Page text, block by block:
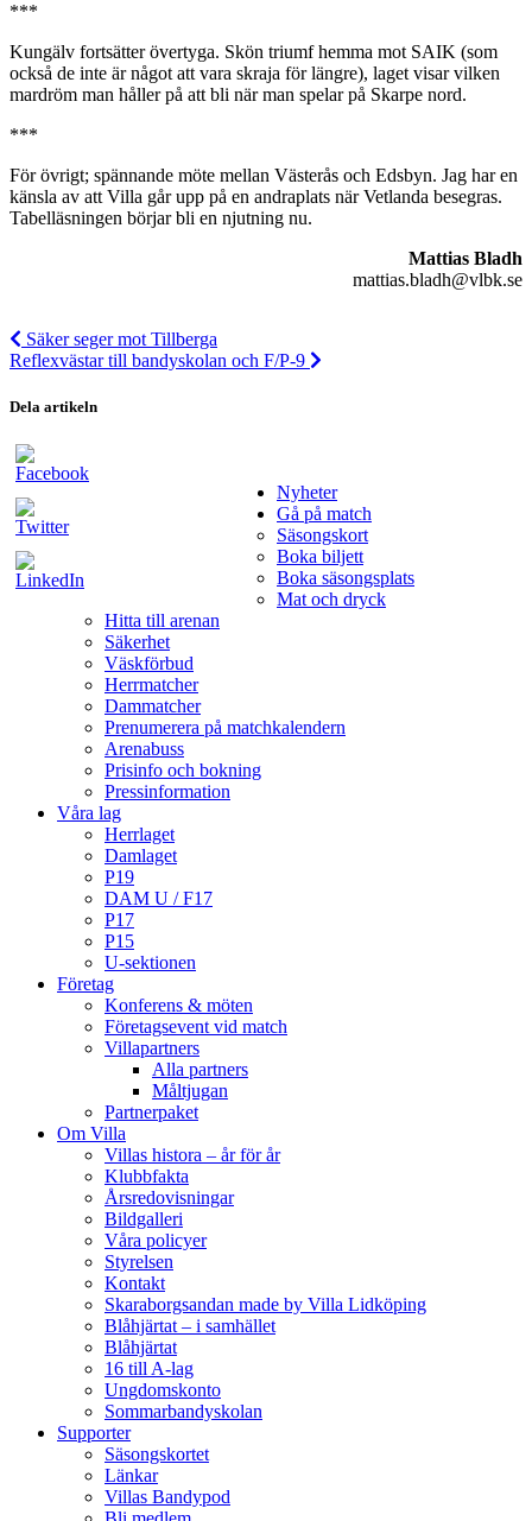
***
Kungälv fortsätter övertyga. Skön triumf hemma mot SAIK (som
också de inte är något att vara skraja för längre), laget visar vilken
mardröm man håller på att bli när man spelar på Skarpe nord.
***
För övrigt; spännande möte mellan Västerås och Edsbyn. Jag har en
känsla av att Villa går upp på en andraplats när Vetlanda besegras.
Tabelläsningen börjar bli en njutning nu.
Mattias Bladh
mattias.bladh@vlbk.se
Säker seger mot Tillberga
Reflexvästar till bandyskolan och F/P-9
Dela artikeln
Nyheter
Gå på match
Säsongskort
Boka biljett
Boka säsongsplats
Mat och dryck
Hitta till arenan
Säkerhet
Väskförbud
Herrmatcher
Dammatcher
Prenumerera på matchkalendern
Arenabuss
Prisinfo och bokning
Pressinformation
Våra lag
Herrlaget
Damlaget
P19
DAM U / F17
P17
P15
U-sektionen
Företag
Konferens & möten
Företagsevent vid match
Villapartners
Alla partners
Måltjugan
Partnerpaket
Om Villa
Villas histora – år för år
Klubbfakta
Årsredovisningar
Bildgalleri
Våra policyer
Styrelsen
Kontakt
Skaraborgsandan made by Villa Lidköping
Blåhjärtat – i samhället
Blåhjärtat
16 till A-lag
Ungdomskonto
Sommarbandyskolan
Supporter
Säsongskortet
Länkar
Villas Bandypod